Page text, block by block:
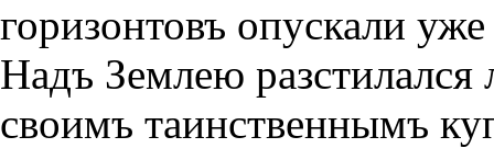
горизонтовъ опускали
Надъ Землею
своимъ таинственнымъ